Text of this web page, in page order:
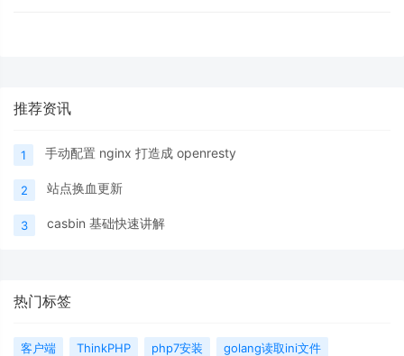
推荐资讯
1 手动配置 nginx 打造成 openresty
2 站点换血更新
3 casbin 基础快速讲解
热门标签
客户端 ThinkPHP php7安装
golang读取ini文件